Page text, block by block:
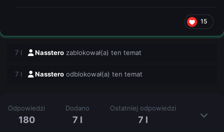
15
7 l Nasstero zablokował(a) ten temat
7 l Nasstero odblokował(a) ten temat
Odpowiedzi
180
Dodano
7 l
Ostatniej odpowiedzi
7 l